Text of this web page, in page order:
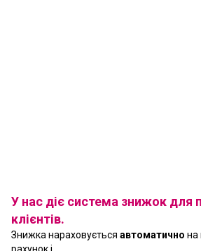
У нас діє система знижок для
клієнтів.
Знижка нараховується автоматично на
рахунок і